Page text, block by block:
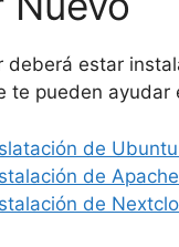
deberá estar
te pueden ayudar
de
de
de